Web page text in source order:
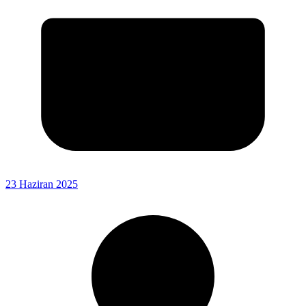
23 Haziran 2025